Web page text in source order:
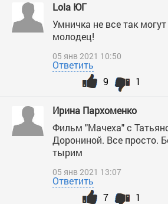
Lola ЮГ
Умничка не все так
молодец!
05 янв 2021 10:50
Ответить
1
9
Ирина Пархоменко
Фильм "Мачеха" с
Дорониной. Все просто.
тырим
05 янв 2021 13:07
Ответить
1
7